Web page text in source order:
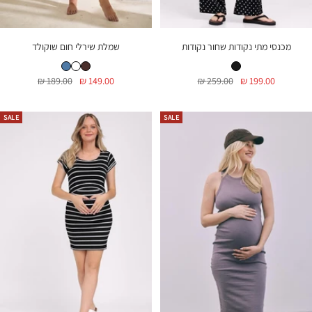
מכנסי מתי נקודות שחור נקודות
מכנסי מתי נקודות שחור נקודות
מחיר
199.00 ₪
מחיר
259.00 ₪
שמלת שירלי חום שוקולד
שמלת שירלי חום שוקולד
שמלת שירלי לבנהשמלת שירלי ג'ינס
מחיר
149.00 ₪
מחיר
189.00 ₪
SALE
SALE